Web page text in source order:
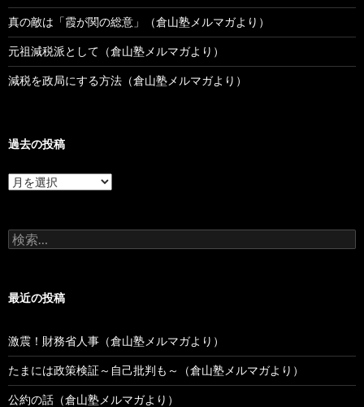
真の敵は「霞が関の総意」（倉山塾メルマガより）
元祖減税派として（倉山塾メルマガより）
減税を政局にする方法（倉山塾メルマガより）
過去の投稿
過
去
稿
検
索:
最近の投稿
激震！財務省人事（倉山塾メルマガより）
たまには政策検証～自己批判も～（倉山塾メルマガより）
公約の話（倉山塾メルマガより）